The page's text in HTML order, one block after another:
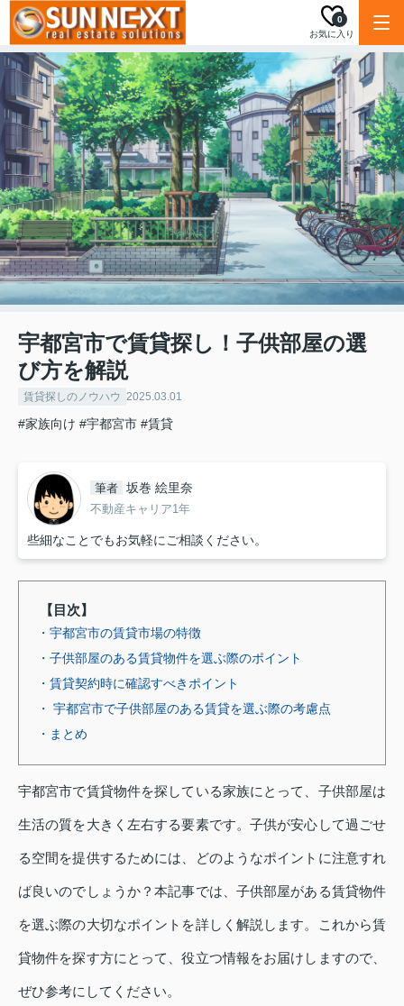
お気に入り
0
宇都宮市で賃貸探し！子供部屋の選
び方を解説
賃貸探しのノウハウ 2025.03.01
#家族向け #宇都宮市 #賃貸
筆者 坂巻 絵里奈
不動産キャリア1年
些細なことでもお気軽にご相談ください。
【目次】
・宇都宮市の賃貸市場の特徴
・子供部屋のある賃貸物件を選ぶ際のポイント
・賃貸契約時に確認すべきポイント
・ 宇都宮市で子供部屋のある賃貸を選ぶ際の考慮点
・まとめ
宇都宮市で賃貸物件を探している家族にとって、子供部屋は
生活の質を大きく左右する要素です。子供が安心して過ごせ
る空間を提供するためには、どのようなポイントに注意すれ
ば良いのでしょうか？本記事では、子供部屋がある賃貸物件
を選ぶ際の大切なポイントを詳しく解説します。これから賃
貸物件を探す方にとって、役立つ情報をお届けしますので、
ぜひ参考にしてください。